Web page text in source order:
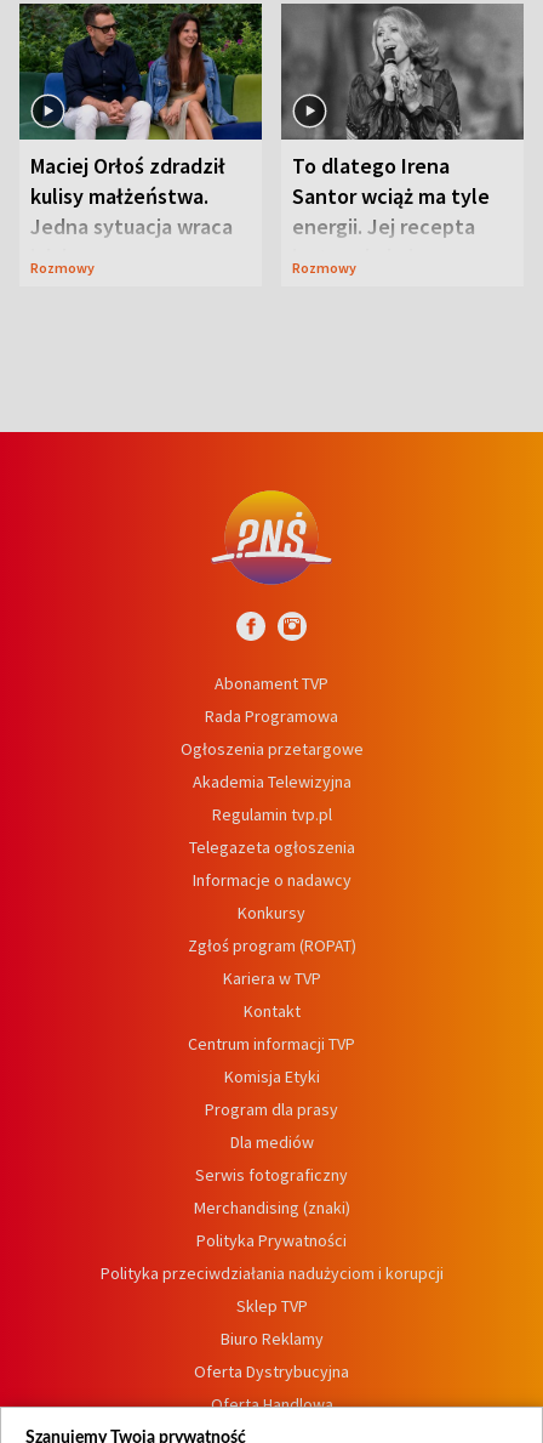
Maciej Orłoś zdradził
kulisy małżeństwa.
Jedna sytuacja wraca
jak bumerang
Rozmowy
To dlatego Irena
Santor wciąż ma tyle
energii. Jej recepta
jest zaskakująco
Rozmowy
Abonament TVP
Rada Programowa
Ogłoszenia przetargowe
Akademia Telewizyjna
Regulamin tvp.pl
Telegazeta ogłoszenia
Informacje o nadawcy
Konkursy
Zgłoś program (ROPAT)
Kariera w TVP
Kontakt
Centrum informacji TVP
Komisja Etyki
Program dla prasy
Dla mediów
Serwis fotograficzny
Merchandising (znaki)
Polityka Prywatności
Polityka przeciwdziałania nadużyciom i korupcji
Sklep TVP
Biuro Reklamy
Oferta Dystrybucyjna
Oferta Handlowa
Dostępność
Szanujemy Twoją prywatność